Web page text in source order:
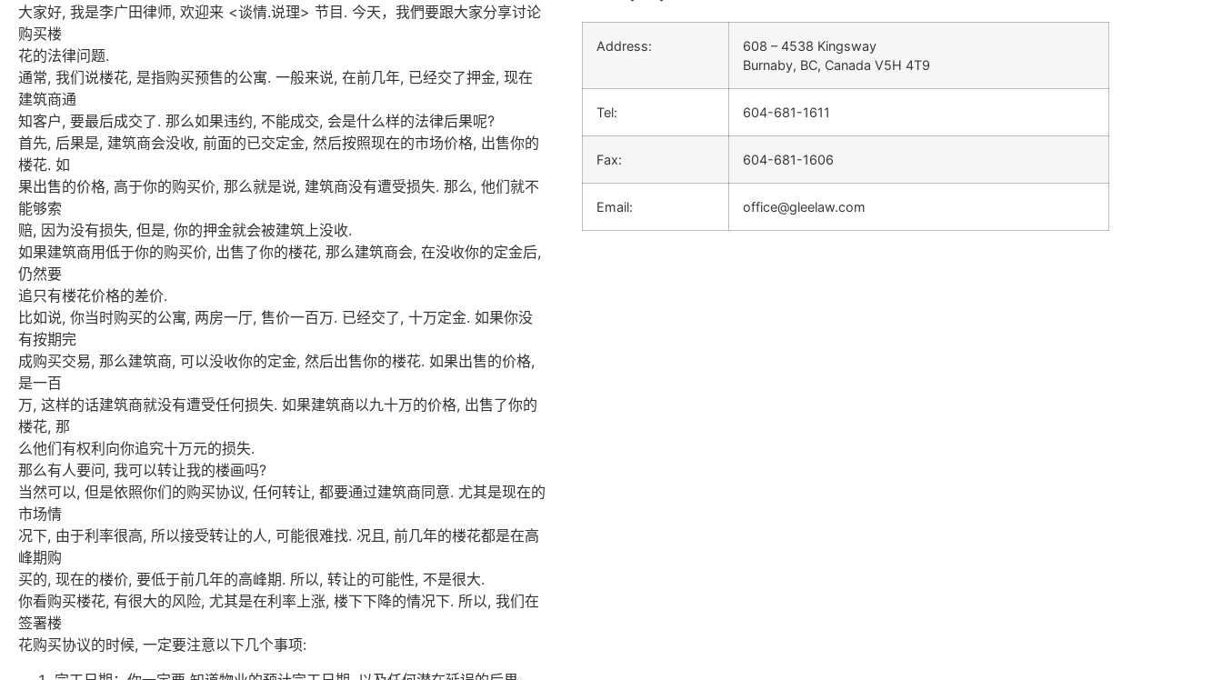
大家好, 我是李广田律师, 欢迎来 <谈情.说理> 节目. 今天，我們要跟大家分享讨论
购买楼
花的法律问题.
通常, 我们说楼花, 是指购买预售的公寓. 一般来说, 在前几年, 已经交了押金, 现在
建筑商通
知客户, 要最后成交了. 那么如果违约, 不能成交, 会是什么样的法律后果呢?
首先, 后果是, 建筑商会没收, 前面的已交定金, 然后按照现在的市场价格, 出售你的
楼花. 如
果出售的价格, 高于你的购买价, 那么就是说, 建筑商没有遭受损失. 那么, 他们就不
能够索
赔, 因为没有损失, 但是, 你的押金就会被建筑上没收.
如果建筑商用低于你的购买价, 出售了你的楼花, 那么建筑商会, 在没收你的定金后,
仍然要
追只有楼花价格的差价.
比如说, 你当时购买的公寓, 两房一厅, 售价一百万. 已经交了, 十万定金. 如果你没
有按期完
成购买交易, 那么建筑商, 可以没收你的定金, 然后出售你的楼花. 如果出售的价格,
是一百
万, 这样的话建筑商就没有遭受任何损失. 如果建筑商以九十万的价格, 出售了你的
楼花, 那
么他们有权利向你追究十万元的损失.
那么有人要问, 我可以转让我的楼画吗?
当然可以, 但是依照你们的购买协议, 任何转让, 都要通过建筑商同意. 尤其是现在的
市场情
况下, 由于利率很高, 所以接受转让的人, 可能很难找. 况且, 前几年的楼花都是在高
峰期购
买的, 现在的楼价, 要低于前几年的高峰期. 所以, 转让的可能性, 不是很大.
你看购买楼花, 有很大的风险, 尤其是在利率上涨, 楼下下降的情况下. 所以, 我们在
签署楼
花购买协议的时候, 一定要注意以下几个事项:
Address:
608 – 4538 Kingsway
Burnaby, BC, Canada V5H 4T9
Tel: 604-681-1611
Fax: 604-681-1606
Email: office@gleelaw.com